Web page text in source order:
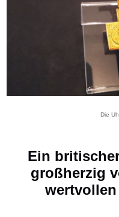
Die
Ein
großherzig